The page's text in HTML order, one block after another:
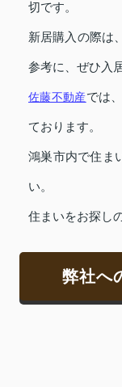
切です。
新居購入の際は
参考に、ぜひ入
佐藤不動産では
ております。
鴻巣市内で住ま
い。
住まいをお探し
弊社へ